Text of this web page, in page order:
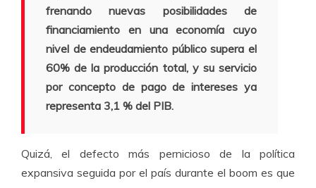
frenando nuevas posibilidades de
financiamiento en una economía cuyo
nivel de endeudamiento público supera el
60% de la producción total, y su servicio
por concepto de pago de intereses ya
representa 3,1 % del PIB.
Quizá, el defecto más pernicioso de la política
expansiva seguida por el país durante el boom es que